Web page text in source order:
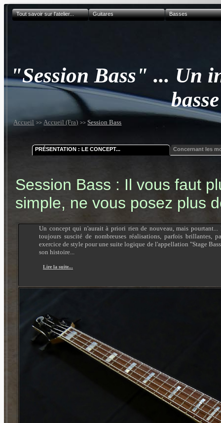
Tout savoir sur l'atelier... Guitares Basses
"Session Bass" ... Un
Accueil >> Accueil (Fra) >>Session Bass
PRÉSENTATION : LE CONCEPT... Concernant les
Session Bass : Il vous faut
simple, ne vous posez plus
Un concept qui n'aurait à priori rien de nouveau, mais
toujours suscité de nombreuses réalisations, parfois brillantes,
exercice de style pour une suite logique de l'appellation "Stage
son histoire...
Lire la suite...